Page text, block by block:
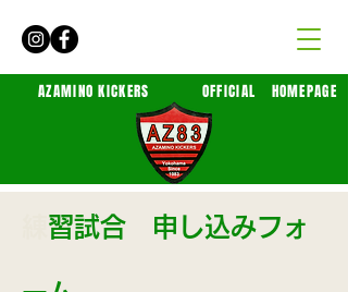
​AZAMINO KICKERS ​OFFICIAL HOMEPAGE
練習試合 申し込みフォ